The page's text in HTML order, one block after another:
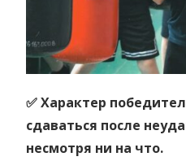
✅ Характер
сдаваться после
несмотря ни на что.